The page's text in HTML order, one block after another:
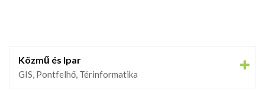
Közmű és Ipar
GIS, Pontfelhő, Térinformatika